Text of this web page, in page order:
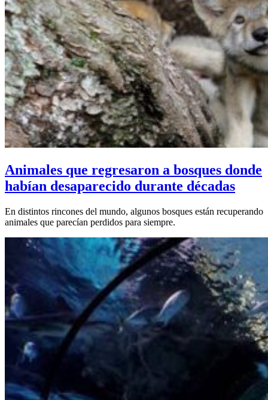
Animales que regresaron a bosques donde
habían desaparecido durante décadas
En distintos rincones del mundo, algunos bosques están recuperando
animales que parecían perdidos para siempre.